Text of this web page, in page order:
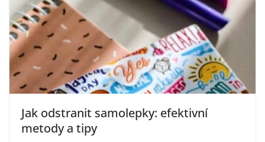
Jak odstranit samolepky: efektivní
metody a tipy